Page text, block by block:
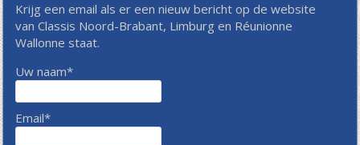
Krijg een email als er een nieuw bericht op de website
van Classis Noord-Brabant, Limburg en Réunionne
Wallonne staat.
Uw naam*
Email*